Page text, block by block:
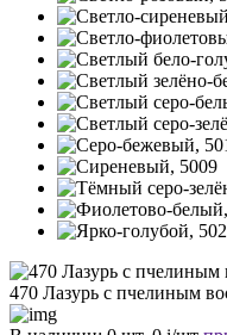
470 Лазурь с пчелиным